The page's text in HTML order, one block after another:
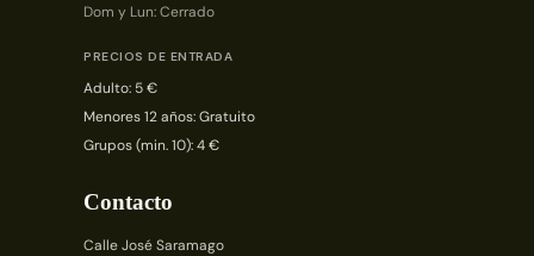
Dom y Lun: Cerrado
PRECIOS DE ENTRADA
Adulto: 5 €
Menores 12 años: Gratuito
Grupos (min. 10): 4 €
Contacto
Calle José Saramago